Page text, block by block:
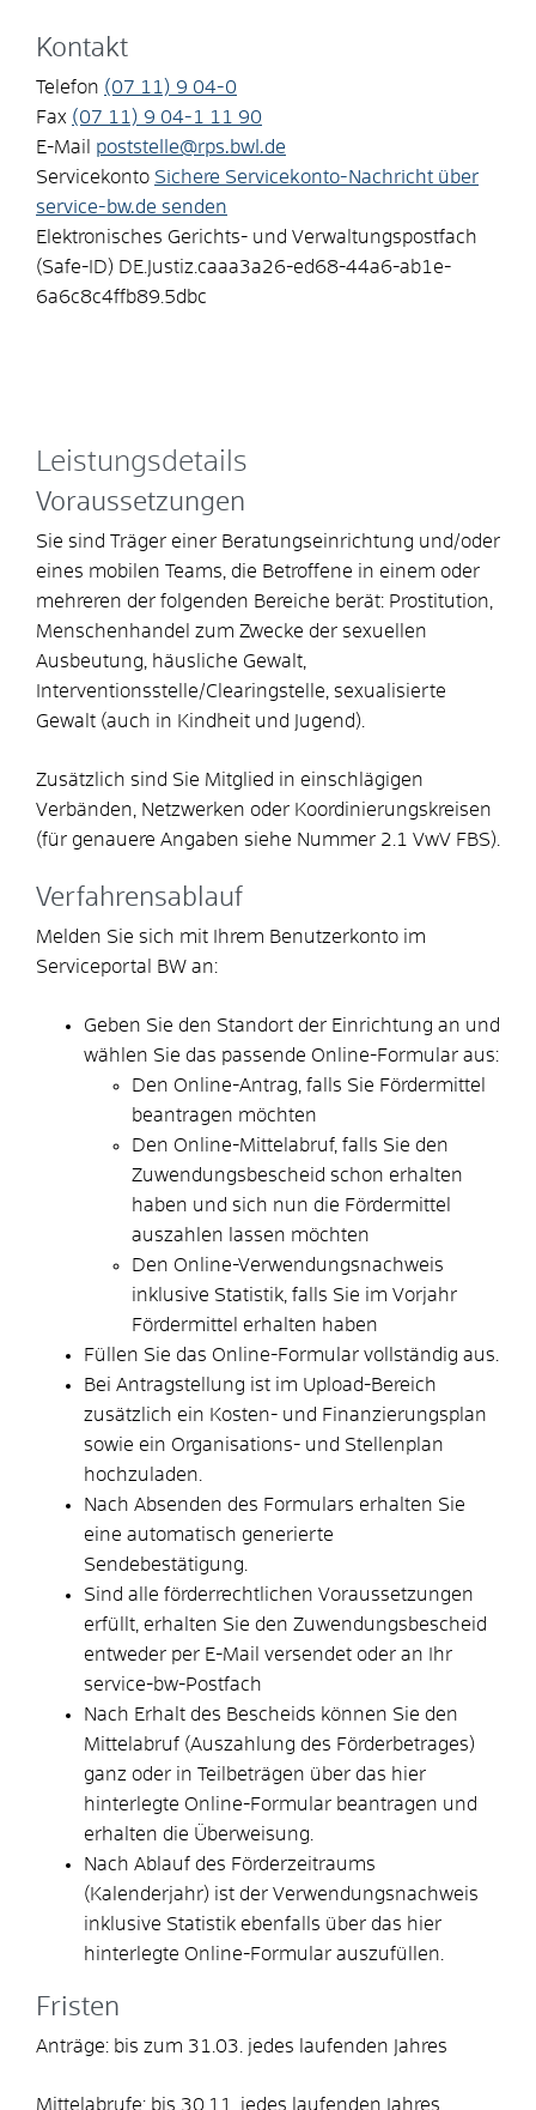
Kontakt
Telefon (07 11) 9 04-0
Fax (07 11) 9 04-1 11
90
E-Mail
poststelle@rps.bwl.de
Servicekonto Sichere Servicekonto-Nachricht über
service-bw.de senden
Elektronisches Gerichts- und Verwaltungspostfach
(Safe-ID) DE.Justiz.caaa3a26-ed68-44a6-ab1e-
6a6c8c4ffb89.5dbc
Leistungsdetails
Voraussetzungen
Sie sind Träger einer Beratungseinrichtung und/oder
eines mobilen Teams, die Betroffene in einem oder
mehreren der folgenden Bereiche berät: Prostitution,
Menschenhandel zum Zwecke der sexuellen
Ausbeutung, häusliche Gewalt,
Interventionsstelle/Clearingstelle, sexualisierte
Gewalt (auch in Kindheit und Jugend).
Zusätzlich sind Sie Mitglied in einschlägigen
Verbänden, Netzwerken oder Koordinierungskreisen
(für genauere Angaben siehe Nummer 2.1 VwV FBS).
Verfahrensablauf
Melden Sie sich mit Ihrem Benutzerkonto im
Serviceportal BW an:
Geben Sie den Standort der Einrichtung an und
wählen Sie das passende Online-Formular aus:
Den Online-Antrag, falls Sie Fördermittel
beantragen möchten
Den Online-Mittelabruf, falls Sie den
Zuwendungsbescheid schon erhalten
haben und sich nun die Fördermittel
auszahlen lassen möchten
Den Online-Verwendungsnachweis
inklusive Statistik, falls Sie im Vorjahr
Fördermittel erhalten haben
Füllen Sie das Online-Formular vollständig aus.
Bei Antragstellung ist im Upload-Bereich
zusätzlich ein Kosten- und Finanzierungsplan
sowie ein Organisations- und Stellenplan
hochzuladen.
Nach Absenden des Formulars erhalten Sie
eine automatisch generierte
Sendebestätigung.
Sind alle förderrechtlichen Voraussetzungen
erfüllt, erhalten Sie den Zuwendungsbescheid
entweder per E-Mail versendet oder an Ihr
service-bw-Postfach
Nach Erhalt des Bescheids können Sie den
Mittelabruf (Auszahlung des Förderbetrages)
ganz oder in Teilbeträgen über das hier
hinterlegte Online-Formular beantragen und
erhalten die Überweisung.
Nach Ablauf des Förderzeitraums
(Kalenderjahr) ist der Verwendungsnachweis
inklusive Statistik ebenfalls über das hier
hinterlegte Online-Formular auszufüllen.
Fristen
Anträge: bis zum 31.03. jedes laufenden Jahres
Mittelabrufe: bis 30.11. jedes laufenden Jahres